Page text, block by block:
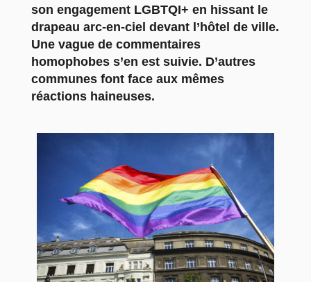
son engagement LGBTQI+ en hissant le
drapeau arc-en-ciel devant l’hôtel de ville.
Une vague de commentaires
homophobes s’en est suivie. D’autres
communes font face aux mêmes
réactions haineuses.